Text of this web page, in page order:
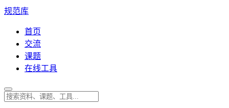
规范库
首页
交流
课题
在线工具